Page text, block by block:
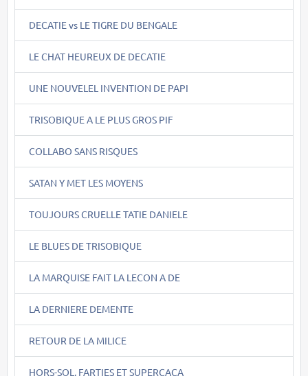
DECATIE vs LE TIGRE DU BENGALE
LE CHAT HEUREUX DE DECATIE
UNE NOUVELEL INVENTION DE PAPI
TRISOBIQUE A LE PLUS GROS PIF
COLLABO SANS RISQUES
SATAN Y MET LES MOYENS
TOUJOURS CRUELLE TATIE DANIELE
LE BLUES DE TRISOBIQUE
LA MARQUISE FAIT LA LECON A DE
LA DERNIERE DEMENTE
RETOUR DE LA MILICE
HORS-SOL, FARTIES ET SUPERCACA